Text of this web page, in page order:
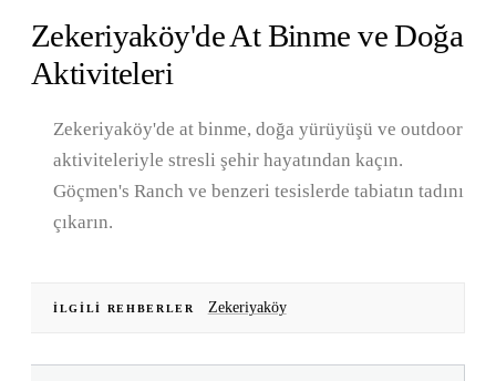
Zekeriyaköy'de At Binme ve Doğa
Aktiviteleri
Zekeriyaköy'de at binme, doğa yürüyüşü ve outdoor
aktiviteleriyle stresli şehir hayatından kaçın.
Göçmen's Ranch ve benzeri tesislerde tabiatın tadını
çıkarın.
İLGILI REHBERLER Zekeriyaköy